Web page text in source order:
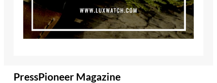
PressPioneer Magazine